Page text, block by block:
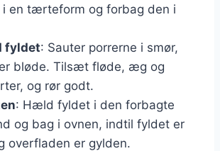
i en tærteform og forbag den i
fyldet: Sauter porrerne i smør,
bløde. Tilsæt fløde, æg og
og rør godt.
: Hæld fyldet i den forbagte
og bag i ovnen, indtil fyldet er
overfladen er gylden.